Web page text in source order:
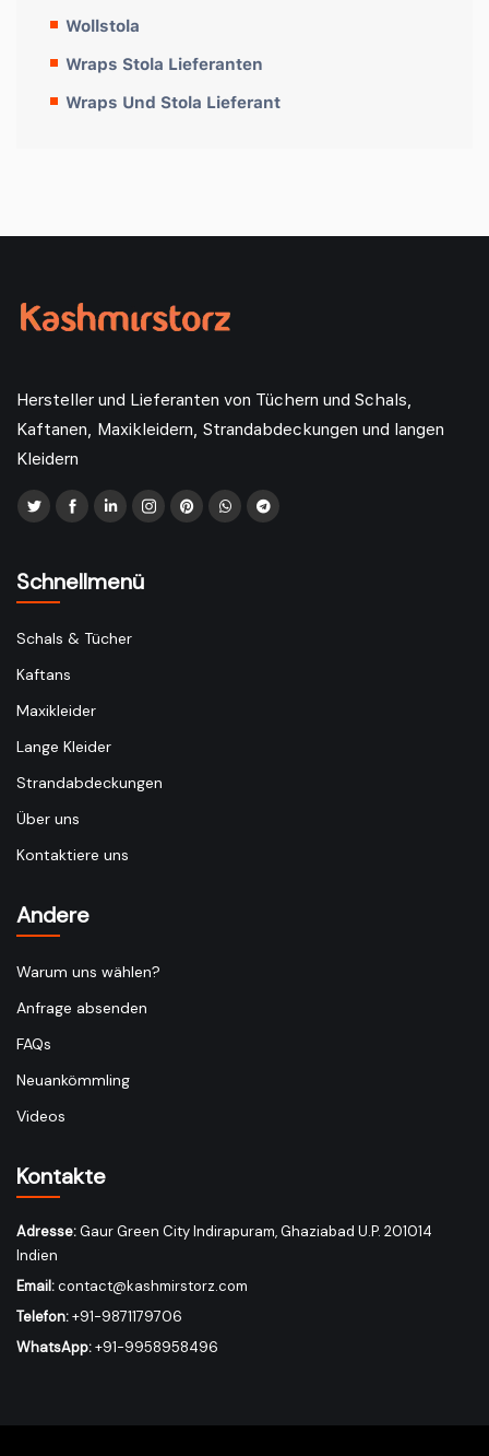
Wollstola
Wraps Stola Lieferanten
Wraps Und Stola Lieferant
Hersteller und Lieferanten von Tüchern und Schals,
Kaftanen, Maxikleidern, Strandabdeckungen und langen
Kleidern
Schnellmenü
Schals & Tücher
Kaftans
Maxikleider
Lange Kleider
Strandabdeckungen
Über uns
Kontaktiere uns
Andere
Warum uns wählen?
Anfrage absenden
FAQs
Neuankömmling
Videos
Kontakte
Adresse:Gaur Green City Indirapuram, Ghaziabad U.P. 201014
Indien
Email:contact@kashmirstorz.com
Telefon:+91-9871179706
WhatsApp:+91-9958958496